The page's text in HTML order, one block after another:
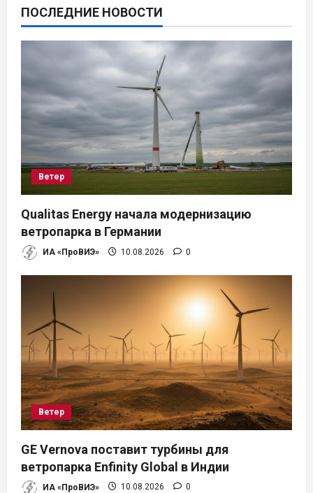
ПОСЛЕДНИЕ НОВОСТИ
Ветер
Qualitas Energy начала модернизацию
ветропарка в Германии
ИА «ПроВИЭ» 10.08.2026 0
Ветер
GE Vernova поставит турбины для
ветропарка Enfinity Global в Индии
ИА «ПроВИЭ» 10.08.2026 0